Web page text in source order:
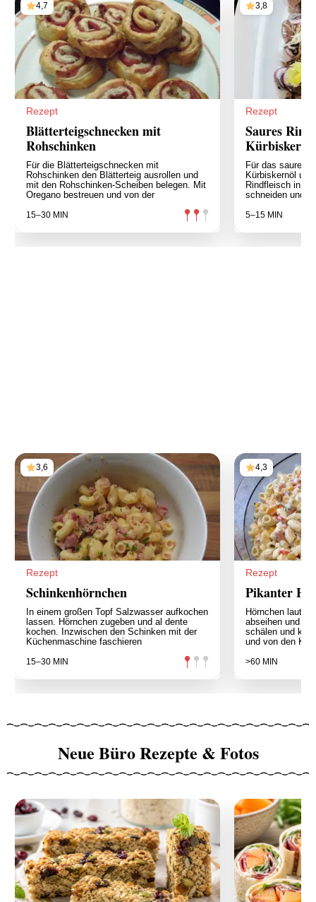
4,7
Rezept
Blätterteigschnecken mit
Rohschinken
Für die Blätterteigschnecken mit
Rohschinken den Blätterteig ausrollen und
mit den Rohschinken-Scheiben belegen. Mit
Oregano bestreuen und von der
15–30 MIN
3,8
Rezept
Saures
Für das saure
Kürbiskernöl
Rindfleisch in
schneiden und
5–15 MIN
3,6
Rezept
Schinkenhörnchen
In einem großen Topf Salzwasser aufkochen
lassen. Hörnchen zugeben und al dente
kochen. Inzwischen den Schinken mit der
Küchenmaschine faschieren
15–30 MIN
4,3
Rezept
Pikanter
Hörnchen laut
abseihen und
schälen und
und von den
>60 MIN
Neue Büro Rezepte & Fotos